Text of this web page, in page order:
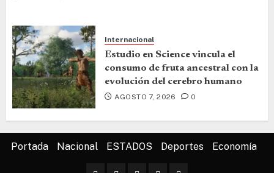
Internacional
Estudio en Science vincula el
consumo de fruta ancestral con la
evolución del cerebro humano
AGOSTO 7, 2026 0
Portada Nacional ESTADOS Deportes Economía